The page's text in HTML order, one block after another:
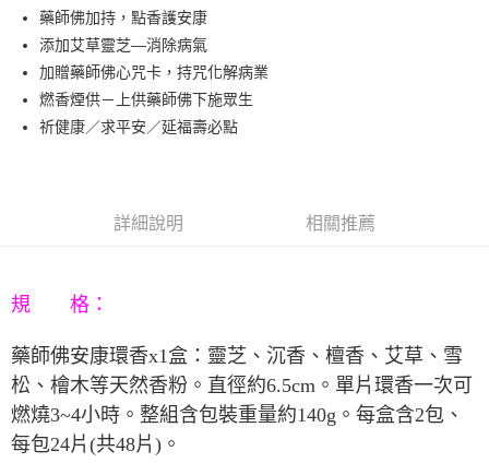
華南商業銀行
上海商業儲蓄銀行
國泰世華商業銀行
兆豐國際商業銀行
臺灣中小企業銀行
匯豐（台灣）商業銀行
聯邦商業銀行
台灣樂天信用卡公司
華南商業銀行
上海商業儲蓄銀行
台北富邦商業銀行
國泰世華商業銀行
臺灣中小企業銀行
玉山商業銀行
星展（台灣）商業銀行
12 期 0 利率 每期NT$74
合作金庫商業銀行
第一商業銀行
上海商業儲蓄銀行
國泰世華商業銀行
元大商業銀行
永豐商業銀行
台灣樂天信用卡公司
LINE Pay
Apple Pay
相關說明
AFTEE先享後付是「在收到商品之後才付款」的支付方式。 讓您購物簡單
便利好安心！
１．簡單：不需註冊會員、不需綁卡、不需儲值。
２．便利：只要手機號碼，簡訊認證，即可結帳。
３．安心：先確認商品／服務後，再付款。
運送方式
宅配
每筆NT$80，滿NT$800(含以上)免運費
藥師佛加持，點香護安康
添加艾草靈芝—消除病氣
加贈藥師佛心咒卡，持咒化解病業
燃香煙供－上供藥師佛下施眾生
祈健康／求平安／延福壽必點
詳細說明 相關推薦
規 格：
藥師佛安康環香x1盒：靈芝、沉香、檀香、艾草、雪
松、檜木等天然香粉。直徑約6.5cm 。單片環香一次可
燃燒3~4小時。整組含包裝重量約140g 。每盒含2包、
每包24片 (共48片 ) 。